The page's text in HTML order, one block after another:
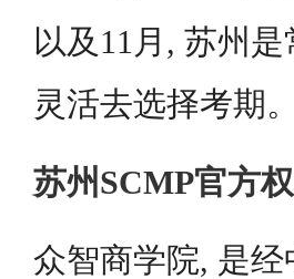
以及11月, 苏州
灵活去选择考期。
苏州SCMP官方
众智商学院, 是